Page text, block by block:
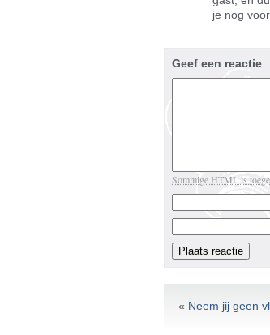
je nog
Geef een reactie
Sommige HTML is
« Neem jij geen